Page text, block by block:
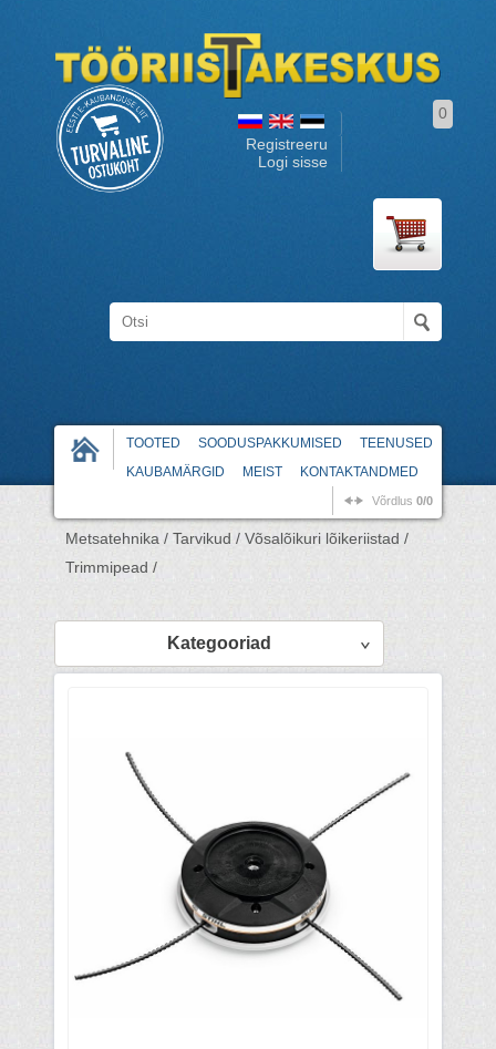
Registreeru
Logi sisse
0
TOOTED SOODUSPAKKUMISED
TEENUSED
KAUBAMÄRGID
MEIST KONTAKTANDMED
Võrdlus 0/0
Metsatehnika / Tarvikud / Võsalõikuri lõikeriistad /
Trimmipead /
Kategooriad